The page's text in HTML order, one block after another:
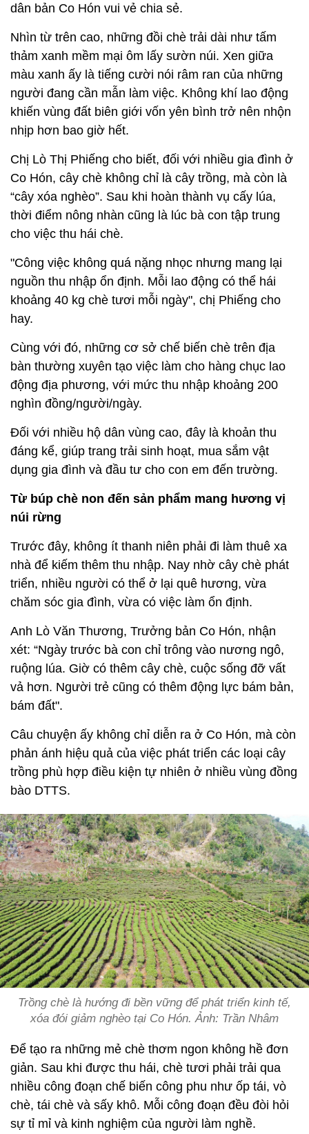
dân bản Co Hón vui vẻ chia sẻ.
Nhìn từ trên cao, những đồi chè trải dài như tấm
thảm xanh mềm mại ôm lấy sườn núi. Xen giữa
màu xanh ấy là tiếng cười nói râm ran của những
người đang cần mẫn làm việc. Không khí lao động
khiến vùng đất biên giới vốn yên bình trở nên nhộn
nhịp hơn bao giờ hết.
Chị Lò Thị Phiếng cho biết, đối với nhiều gia đình ở
Co Hón, cây chè không chỉ là cây trồng, mà còn là
“cây xóa nghèo”. Sau khi hoàn thành vụ cấy lúa,
thời điểm nông nhàn cũng là lúc bà con tập trung
cho việc thu hái chè.
"Công việc không quá nặng nhọc nhưng mang lại
nguồn thu nhập ổn định. Mỗi lao động có thể hái
khoảng 40 kg chè tươi mỗi ngày", chị Phiếng cho
hay.
Cùng với đó, những cơ sở chế biến chè trên địa
bàn thường xuyên tạo việc làm cho hàng chục lao
động địa phương, với mức thu nhập khoảng 200
nghìn đồng/người/ngày.
Đối với nhiều hộ dân vùng cao, đây là khoản thu
đáng kể, giúp trang trải sinh hoạt, mua sắm vật
dụng gia đình và đầu tư cho con em đến trường.
Từ búp chè non đến sản phẩm mang hương vị
núi rừng
Trước đây, không ít thanh niên phải đi làm thuê xa
nhà để kiếm thêm thu nhập. Nay nhờ cây chè phát
triển, nhiều người có thể ở lại quê hương, vừa
chăm sóc gia đình, vừa có việc làm ổn định.
Anh Lò Văn Thương, Trưởng bản Co Hón, nhận
xét: “Ngày trước bà con chỉ trông vào nương ngô,
ruộng lúa. Giờ có thêm cây chè, cuộc sống đỡ vất
vả hơn. Người trẻ cũng có thêm động lực bám bản,
bám đất".
Câu chuyện ấy không chỉ diễn ra ở Co Hón, mà còn
phản ánh hiệu quả của việc phát triển các loại cây
trồng phù hợp điều kiện tự nhiên ở nhiều vùng đồng
bào DTTS.
Trồng chè là hướng đi bền vững để phát triển kinh tế,
xóa đói giảm nghèo tại Co Hón. Ảnh: Trần Nhâm
Để tạo ra những mẻ chè thơm ngon không hề đơn
giản. Sau khi được thu hái, chè tươi phải trải qua
nhiều công đoạn chế biến công phu như ốp tái, vò
chè, tái chè và sấy khô. Mỗi công đoạn đều đòi hỏi
sự tỉ mỉ và kinh nghiệm của người làm nghề.